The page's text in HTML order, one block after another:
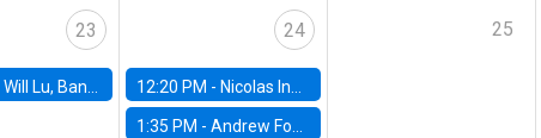
23
Will Lu, Banco Central de Chile
24
12:20 PM - Nicolas Inostroza, Rotman School of Management, University of Toronto
1:35 PM -Andrew Foster, Brown University
25